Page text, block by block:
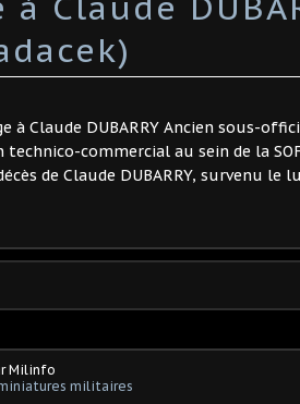
à Claude DUBARRY Ancien sous-
commercial au sein de la
de Claude DUBARRY, survenu le
Milinfo
militaires